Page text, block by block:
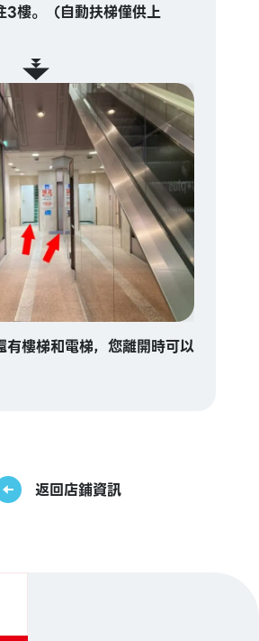
3樓。（自動扶梯僅供上
有樓梯和電梯，您離開時可以
返回店鋪資訊